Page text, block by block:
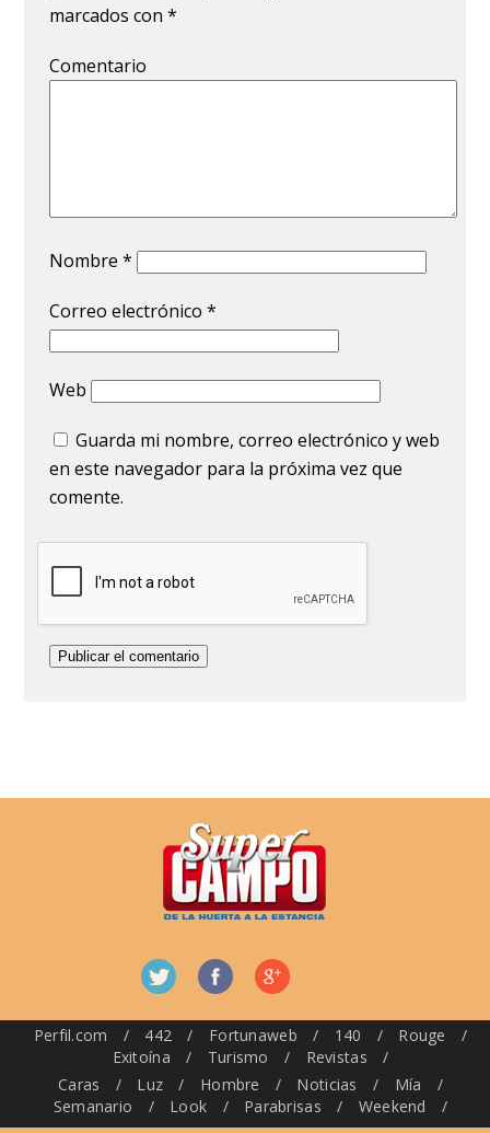
marcados con*
Comentario
Nombre*
Correo electrónico*
Web
Guarda mi nombre, correo electrónico y web
en este navegador para la próxima vez que
comente.
Perfil.com / 442 / Fortunaweb / 140 / Rouge
/
Exitoína
/ Turismo / Revistas
/
Caras
/ Luz / Hombre / Noticias / Mía
/
Semanario
/ Look / Parabrisas / Weekend /